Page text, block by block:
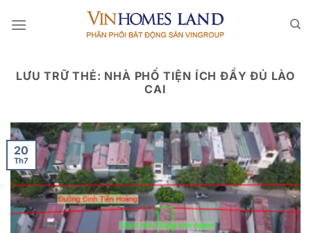
qua
LƯU TRỮ THẺ: NHÀ PHỐ TIỆN ÍCH ĐẦY ĐỦ LÀO
CAI
20
Th7